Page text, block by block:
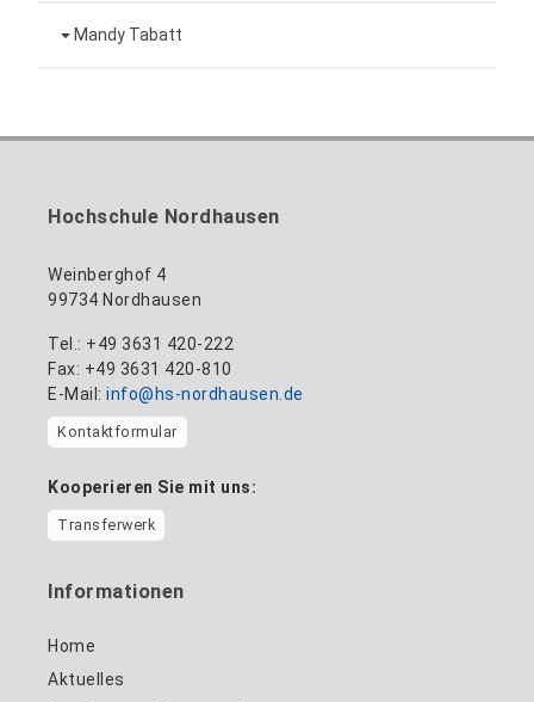
+49 3631 420-151
anne-ariane.arnhold@hs-nordhausen.de
Leiterin Hochschulmarketing
Gebäude 12 (Erdgeschoss)
Mandy Tabatt
Gebäude 11, Raum 11.0101
Hochschule Nordhausen
Weinberghof 4
99734 Nordhausen
Tel.: +49 3631 420-222
Fax: +49 3631 420-810
E-Mail: info@hs-nordhausen.de
Kontaktformular
Kooperieren Sie mit uns:
Transferwerk
Informationen
Home
Aktuelles